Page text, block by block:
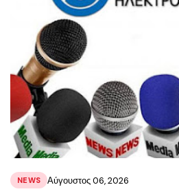
NEWS Αύγουστος 06, 2026